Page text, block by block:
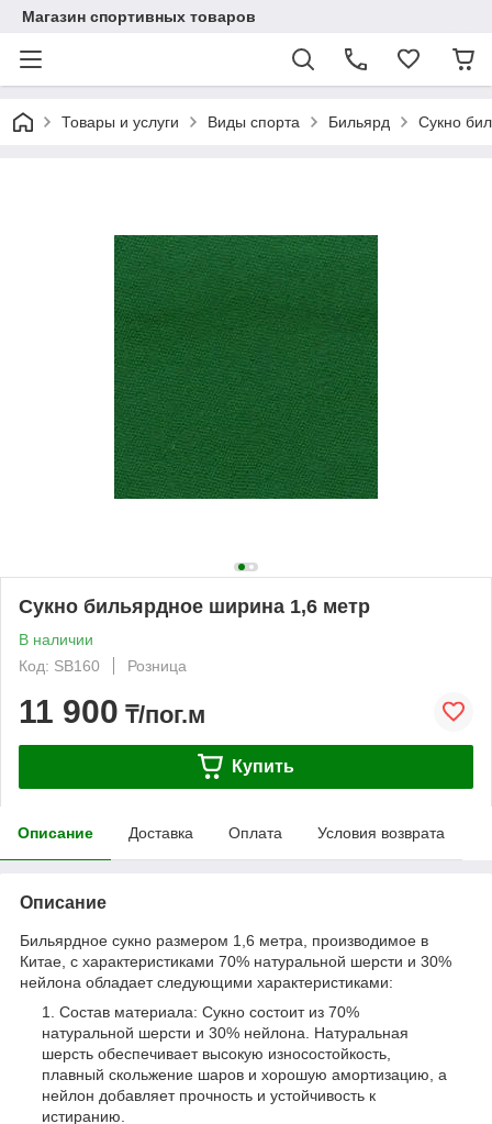
Магазин спортивных товаров
Товары и услуги Виды спорта Бильярд Сукно
Сукно бильярдное ширина 1,6 метр
В наличии
Код: SB160
Розница
11 900 ₸/пог.м
Купить
Описание Доставка Оплата Условия возврата
Описание
Бильярдное сукно размером 1,6 метра, производимое в
Китае, с характеристиками 70% натуральной шерсти и 30%
нейлона обладает следующими характеристиками:
Состав материала: Сукно состоит из 70%
натуральной шерсти и 30% нейлона. Натуральная
шерсть обеспечивает высокую износостойкость,
плавный скольжение шаров и хорошую амортизацию, а
нейлон добавляет прочность и устойчивость к
истиранию.